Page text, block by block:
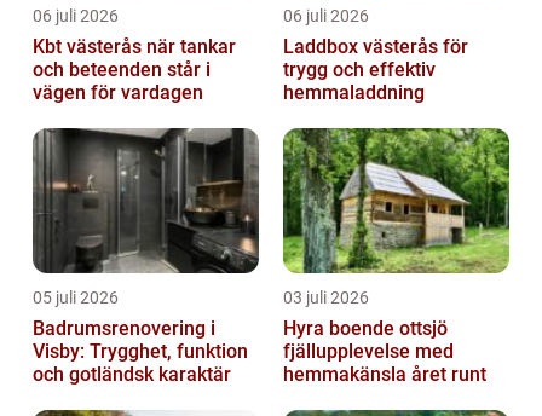
06 juli 2026
Kbt västerås när tankar
och beteenden står i
vägen för vardagen
06 juli 2026
Laddbox västerås för
trygg och effektiv
hemmaladdning
05 juli 2026
Badrumsrenovering i
Visby: Trygghet, funktion
och gotländsk karaktär
03 juli 2026
Hyra boende ottsjö
fjällupplevelse med
hemmakänsla året runt